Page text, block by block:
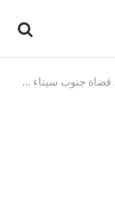
سيناء والسويس